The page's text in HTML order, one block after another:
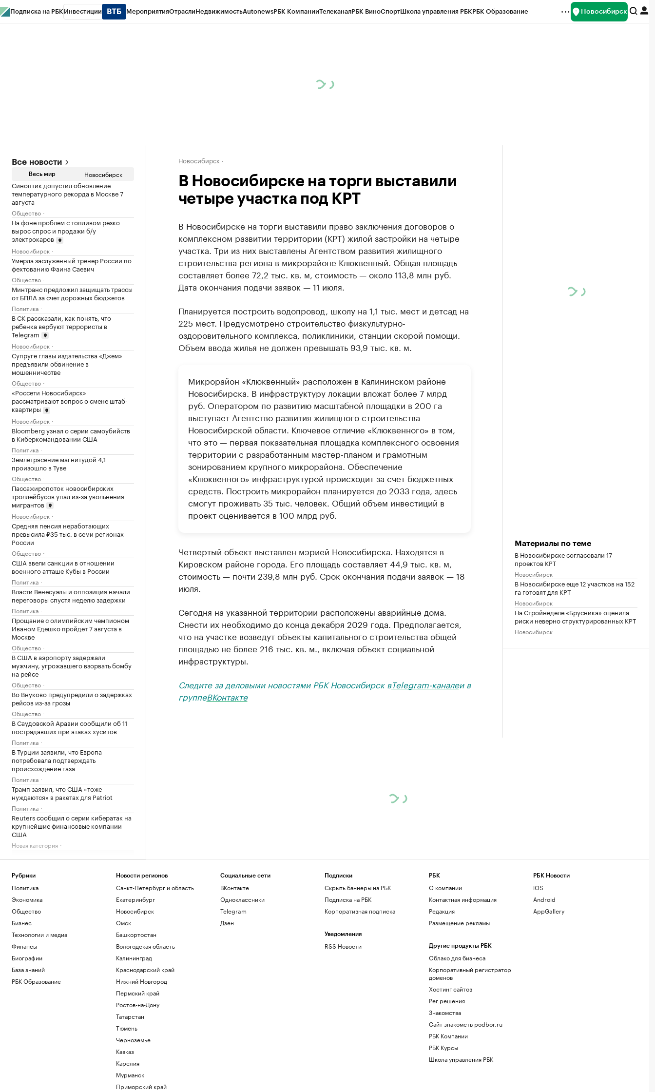
Подписка на РБК Инвестиции МероприятияОтраслиНедвижимостьAutonewsРБК КомпанииТелеканалРБК ВиноСпортШкола управления РБКРБК Образование Новосибирск
Все новости
Весь мир Новосибирск
Синоптик допустил обновление
температурного рекорда в Москве 7
августа
Общество
На фоне проблем с топливом резко
вырос спрос и продажи б/у
электрокаров
Новосибирск
Умерла заслуженный тренер России по
фехтованию Фаина Саевич
Общество
Минтранс предложил защищать трассы
от БПЛА за счет дорожных бюджетов
Политика
В СК рассказали, как понять, что
ребенка вербуют террористы в
Telegram
Новосибирск
Супруге главы издательства «Джем»
предъявили обвинение в
мошенничестве
Общество
«Россети Новосибирск»
рассматривают вопрос о смене штаб-
квартиры
Новосибирск
Bloomberg узнал о серии самоубийств
в Киберкомандовании США
Политика
Землетрясение магнитудой 4,1
произошло в Туве
Общество
Пассажиропоток новосибирских
троллейбусов упал из-за увольнения
мигрантов
Новосибирск
Средняя пенсия неработающих
превысила ₽35 тыс. в семи регионах
России
Общество
США ввели санкции в отношении
военного атташе Кубы в России
Политика
Власти Венесуэлы и оппозиция начали
переговоры спустя неделю задержки
Политика
Прощание с олимпийским чемпионом
Иваном Едешко пройдет 7 августа в
Москве
Общество
В США в аэропорту задержали
мужчину, угрожавшего взорвать бомбу
на рейсе
Общество
Во Внуково предупредили о задержках
рейсов из-за грозы
Общество
В Саудовской Аравии сообщили об 11
пострадавших при атаках хуситов
Политика
В Турции заявили, что Европа
потребовала подтверждать
происхождение газа
Политика
Трамп заявил, что США «тоже
нуждаются» в ракетах для Patriot
Политика
Reuters сообщил о серии кибератак на
крупнейшие финансовые компании
США
Новая категория
Загрузить еще
Новосибирск
В Новосибирске на торги выставили
четыре участка под КРТ
В Новосибирске на торги выставили право заключения договоров о
комплексном развитии территории (КРТ) жилой застройки на четыре
участка. Три из них выставлены Агентством развития жилищного
строительства региона в микрорайоне Клюквенный. Общая площадь
составляет более 72,2 тыс. кв. м, стоимость — около 113,8 млн руб.
Дата окончания подачи заявок — 11 июля.
Планируется построить водопровод, школу на 1,1 тыс. мест и детсад на
225 мест. Предусмотрено строительство физкультурно-
оздоровительного комплекса, поликлиники, станции скорой помощи.
Объем ввода жилья не должен превышать 93,9 тыс. кв. м.
Микрорайон «Клюквенный» расположен в Калининском районе
Новосибирска. В инфраструктуру локации вложат более 7 млрд
руб. Оператором по развитию масштабной площадки в 200 га
выступает Агентство развития жилищного строительства
Новосибирской области. Ключевое отличие «Клюквенного» в том,
что это — первая показательная площадка комплексного освоения
территории с разработанным мастер-планом и грамотным
зонированием крупного микрорайона. Обеспечение
«Клюквенного» инфраструктурой происходит за счет бюджетных
средств. Построить микрорайон планируется до 2033 года, здесь
смогут проживать 35 тыс. человек. Общий объем инвестиций в
проект оценивается в 100 млрд руб.
Четвертый объект выставлен мэрией Новосибирска. Находятся в
Кировском районе города. Его площадь составляет 44,9 тыс. кв. м,
стоимость — почти 239,8 млн руб. Срок окончания подачи заявок — 18
июля.
Сегодня на указанной территории расположены аварийные дома.
Снести их необходимо до конца декабря 2029 года. Предполагается,
что на участке возведут объекты капитального строительства общей
площадью не более 216 тыс. кв. м., включая объект социальной
инфраструктуры.
Следите за деловыми новостями РБК Новосибирск вTelegram-каналеи в
группеВКонтакте
Материалы по теме
В Новосибирске согласовали 17
проектов КРТ
Новосибирск
В Новосибирске еще 12 участков на 152
га готовят для КРТ
Новосибирск
На Стройнеделе «Брусника» оценила
риски неверно структурированных КРТ
Новосибирск
Рубрики
Политика
Экономика
Общество
Бизнес
Технологии и медиа
Финансы
Биографии
База знаний
РБК Образование
Новости регионов
Санкт-Петербург и область
Екатеринбург
Новосибирск
Омск
Башкортостан
Вологодская область
Калининград
Краснодарский край
Нижний Новгород
Пермский край
Ростов-на-Дону
Татарстан
Тюмень
Черноземье
Кавказ
Карелия
Мурманск
Приморский край
Социальные сети
ВКонтакте
Одноклассники
Telegram
Дзен
Подписки
Скрыть баннеры на РБК
Подписка на РБК
Корпоративная подписка
Уведомления
RSS Новости
РБК
О компании
Контактная информация
Редакция
Размещение рекламы
Другие продукты РБК
Облако для бизнеса
Корпоративный регистратор
доменов
Хостинг сайтов
Рег.решения
Знакомства
Сайт знакомств podbor.ru
РБК Компании
РБК Курсы
Школа управления РБК
РБК Новости
iOS
Android
AppGallery